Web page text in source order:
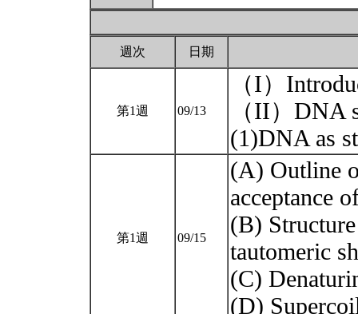
週次 日期
第1週 09/13
（I）
（II）DNA
(1)DNA as
第1週 09/15
(A) Outline
acceptance
(B)
tautomeric
(C)
(D)